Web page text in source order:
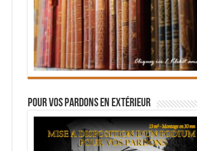
Pour vos pardons en extérieur